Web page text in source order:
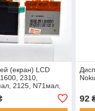
(екран) LCD
2310,
2125, N71мал,
92